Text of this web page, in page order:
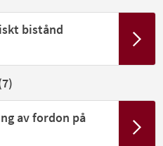
bistånd
7)
av fordon på